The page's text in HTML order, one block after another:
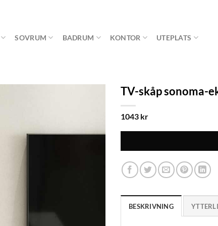
SOVRUM BADRUM KONTOR UTEPLATS
TV-skåp sonoma-
1043 kr
BESKRIVNING